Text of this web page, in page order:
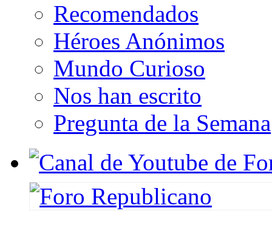
Recomendados
Héroes Anónimos
Mundo Curioso
Nos han escrito
Pregunta de la Semana